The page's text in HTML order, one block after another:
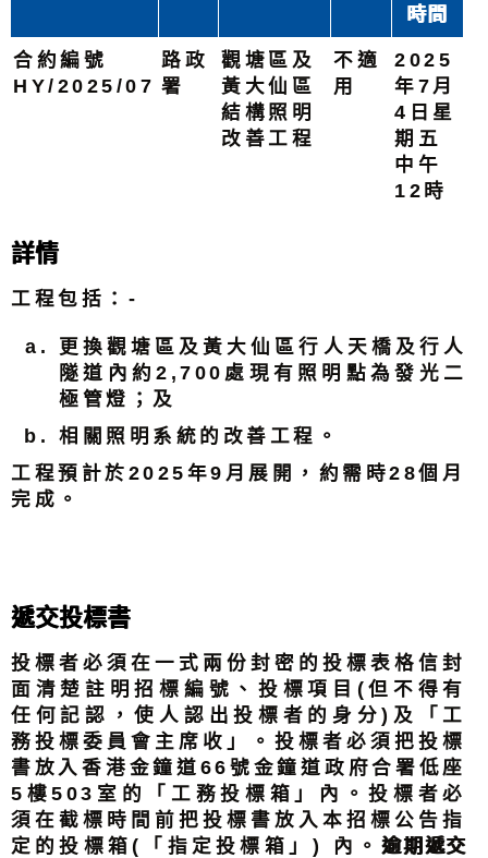
時間
合約編號
HY/2025/07
路政
署
觀塘區及
黃大仙區
結構照明
改善工程
不適
用
2025
年7月
4日星
期五
中午
12時
詳情
工程包括：-
更換觀塘區及黃大仙區行人天橋及行人
隧道內約2,700處現有照明點為發光二
極管燈；及
相關照明系統的改善工程。
工程預計於2025年9月展開，約需時28個月
完成。
遞交投標書
投標者必須在一式兩份封密的投標表格信封
面清楚註明招標編號、投標項目(但不得有
任何記認，使人認出投標者的身分)及「工
務投標委員會主席收」。投標者必須把投標
書放入香港金鐘道66號金鐘道政府合署低座
5樓503室的「工務投標箱」內。投標者必
須在截標時間前把投標書放入本招標公告指
定的投標箱(「指定投標箱」) 內。逾期遞交